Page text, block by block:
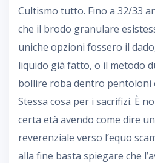
Cultismo tutto. Fino a 32/33
che il brodo granulare
uniche opzioni fossero il
liquido già fatto, o il metodo
bollire roba dentro pentoloni
Stessa cosa per i sacrifizi. È
certa età avendo come dire
reverenziale verso l’equo
alla fine basta spiegare che